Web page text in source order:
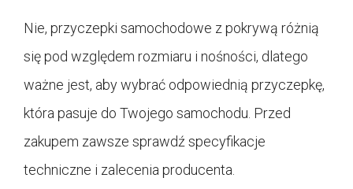
Nie, przyczepki samochodowe z pokrywą różnią
się pod względem rozmiaru i nośności, dlatego
ważne jest, aby wybrać odpowiednią przyczepkę,
która pasuje do Twojego samochodu. Przed
zakupem zawsze sprawdź specyfikacje
techniczne i zalecenia producenta.